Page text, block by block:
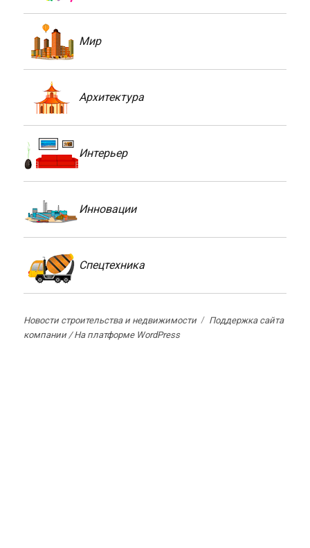
Мир
Архитектура
Интерьер
Инновации
Спецтехника
Новости строительства и недвижимости
Поддержка сайта
компании /На платформе WordPress